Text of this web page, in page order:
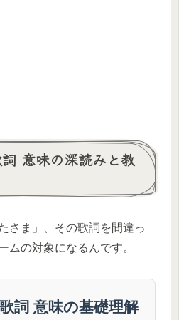
意味の深読みと教
さま」、その歌詞を間違っ
ムの対象になるんです。
詞 意味の基礎理解